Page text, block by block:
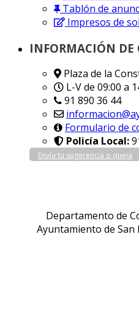
Tablón de
Impresos de
INFORMACIÓN DE
Plaza de la
L-V de 09:00 a
91 890 36 44
Formulario de
Policía Local:
Envía tu sugerencia o queja
Departamento de
Ayuntamiento de San